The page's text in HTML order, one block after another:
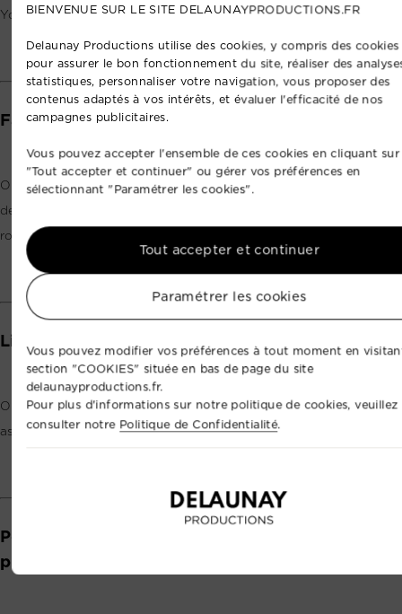
YouTube ou votre site web.
Faites-vous aussi du live streaming ?
Oui. Nous pouvons gérer la captation et la diffusion en direct
de conférences, événements, compétitions, émissions, tables
rondes ou plateaux Web TV.
Livrez-vous uniquement les rushs ?
Oui, c’est possible. Nous pouvons livrer les rushs seuls ou
assurer l’ensemble de la post-production jusqu’au film final.
Pouvez-vous intégrer du drone dans une
production vidéo ?
BIENVENUE SUR LE SITE DELAUNAYPRODUCTIONS.FR
Delaunay Productions utilise des cookies, y compris des
pour assurer le bon fonctionnement du site, réaliser des
statistiques, personnaliser votre navigation, vous proposer des
contenus adaptés à vos intérêts, et évaluer l'efficacité de nos
campagnes publicitaires.
Vous pouvez accepter l'ensemble de ces cookies en cliquant sur
"Tout accepter et continuer" ou gérer vos préférences en
sélectionnant "Paramétrer les cookies".
Paramétrer les cookies
Tout accepter et continuer
Vous pouvez modifier vos préférences à tout moment en
section "COOKIES" située en bas de page du site
delaunayproductions.fr.
Pour plus d'informations sur notre politique de cookies, veuillez
consulter notre Politique de Confidentialité.